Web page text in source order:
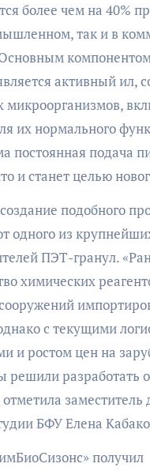
более чем на 40%
так и в
активный ил,
микроорганизмов,
их нормального
постоянная подача
и станет целью
подобного
одного из
ПЭТ-гранул.
химических
с текущими
и ростом цен на
решили разработать
заместитель
БФУ Елена
получил